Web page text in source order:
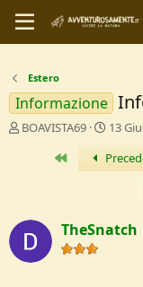
Estero
Informazione
C
r
D
BOAVISTA69
D
t
a
I
n
13
Primo
TheSnatch